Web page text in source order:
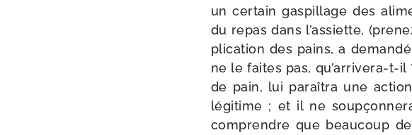
un cer­tain gas­pillage des
du repas dans l’as­siette,
pli­ca­tion des pains, a
ne le faites pas, qu’arrivera-​t-​
de pain, lui paraî­tra une
légi­time ; et il ne
com­prendre que beau­coup